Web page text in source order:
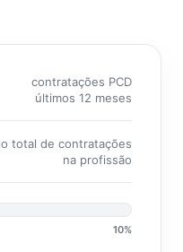
contratações PCD
últimos 12 meses
total de contratações
na profissão
10%